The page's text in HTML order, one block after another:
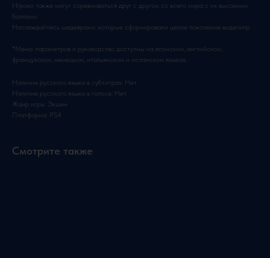
Игроки также могут соревноваться друг с другом со всего мира с их высокими
баллами.
Наслаждайтесь шедеврами, которые сформировали целое поколение видеоигр.
*Меню параметров и руководство доступны на японском, английском,
французском, немецком, итальянском и испанском языках.
Наличие русского языка в субтитрах: Нет
Наличие русского языка в голосе: Нет
Жанр игры: Экшен
Платформа: PS4
Смотрите также